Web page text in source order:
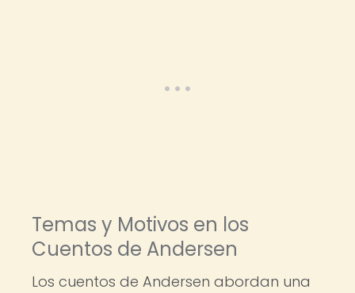
Temas y Motivos en los
Cuentos de Andersen
Los cuentos de Andersen abordan una